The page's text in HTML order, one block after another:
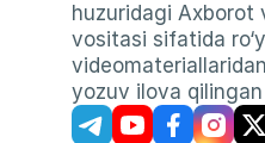
huzuridagi Axborot
vositasi sifatida
yozuv ilova qilingan